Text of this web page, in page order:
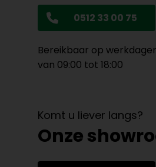
0512 33 00 75
Bereikbaar op
van 09:00 tot 18:00
Komt u liever langs?
Onze